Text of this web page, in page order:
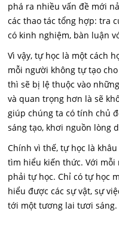
phá ra nhiều vấn đề mới
các thao tác tổng hợp: tra
có kinh nghiệm, bàn luận
Vì vậy, tự học là một cách
mỗi người không tự tạo
thì sẽ bị lệ thuộc vào
và quan trọng hơn là sẽ
giúp chúng ta có tính chủ
sáng tạo, khơi nguồn lòng
Chính vì thế, tự học là
tìm hiểu kiến thức. Với mỗi
phải tự học. Chỉ có tự học
hiểu được các sự vật, sự
tới một tương lai tươi sáng.